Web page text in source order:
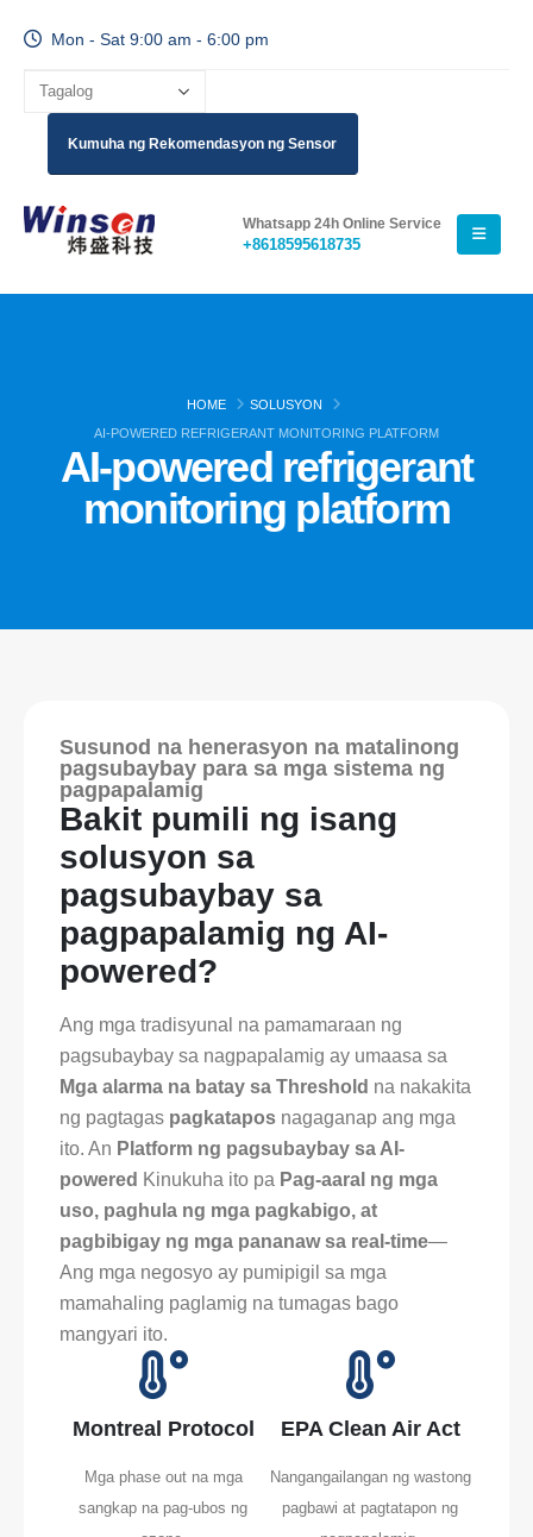
Mon - Sat 9:00 am - 6:00 pm
Kumuha ng Rekomendasyon ng Sensor
Whatsapp 24h Online Service
+8618595618735
HOME
SOLUSYON
AI-POWERED REFRIGERANT MONITORING PLATFORM
AI-powered refrigerant
monitoring platform
Susunod na henerasyon na matalinong
pagsubaybay para sa mga sistema ng
pagpapalamig
Bakit pumili ng isang
solusyon sa
pagsubaybay sa
pagpapalamig ng AI-
powered?
Ang mga tradisyunal na pamamaraan ng
pagsubaybay sa nagpapalamig ay umaasa sa
Mga alarma na batay sa Threshold na nakakita
ng pagtagas pagkatapos nagaganap ang mga
ito. An Platform ng pagsubaybay sa AI-
powered Kinukuha ito pa Pag-aaral ng mga
uso, paghula ng mga pagkabigo, at
pagbibigay ng mga pananaw sa real-time—
Ang mga negosyo ay pumipigil sa mga
mamahaling paglamig na tumagas bago
mangyari ito.
Montreal Protocol
Mga phase out na mga
sangkap na pag-ubos ng
EPA Clean Air Act
Nangangailangan ng wastong
pagbawi at pagtatapon ng